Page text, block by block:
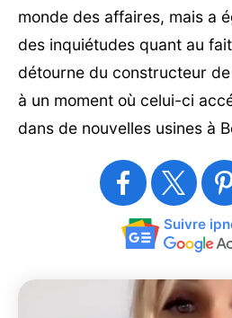
monde des affaires, mais a
des inquiétudes quant au
détourne du constructeur
à un moment où celui-ci
dans de nouvelles usines à
Suivre